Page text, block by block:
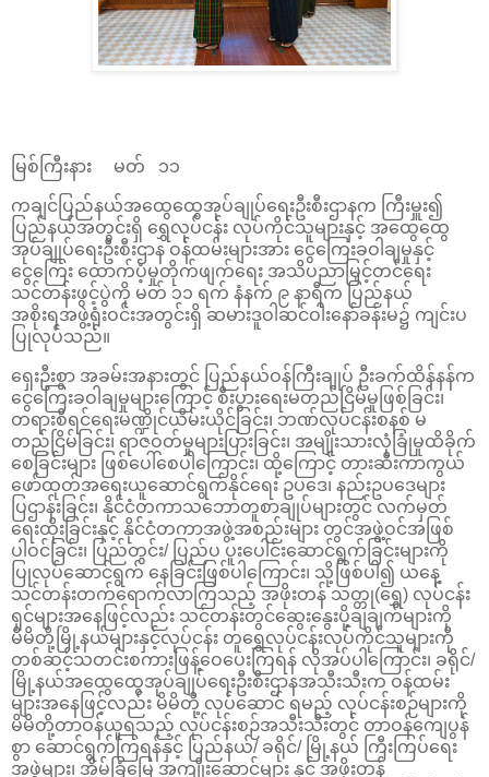
မြစ်ကြီးနား မတ် ၁၁
ကချင်ပြည်နယ်အထွေထွေအုပ်ချုပ်ရေးဦးစီးဌာနက ကြီးမှူး၍
ပြည်နယ်အတွင်းရှိ ရွှေလုပ်ငန်း လုပ်ကိုင်သူများနှင့် အထွေထွေ
အုပ်ချုပ်ရေးဦးစီးဌာန ဝန်ထမ်းများအား ငွေကြေးခဝါချမှုနှင့်
ငွေကြေး ထောက်ပံ့မှုတိုက်ဖျက်ရေး အသိပညာမြှင့်တင်ရေး
သင်တန်းဖွင့်ပွဲကို မတ် ၁၁ ရက် နံနက် ၉ နာရီက ပြည်နယ်
အစိုးရအဖွဲ့ရုံးဝင်းအတွင်းရှိ ဆမားဒူဝါဆင်ဝါးနော်ခန်းမ၌ ကျင်းပ
ပြုလုပ်သည်။
ရှေးဦးစွာ အခမ်းအနားတွင် ပြည်နယ်ဝန်ကြီးချုပ် ဦးခက်ထိန်နန်က
ငွေကြေးခဝါချမှုများကြောင့် စီးပွားရေးမတည်ငြိမ်မှုဖြစ်ခြင်း၊
တရားစီရင်ရေးမဏ္ဍိုင်ယိမ်းယိုင်ခြင်း၊ ဘဏ်လုပ်ငန်းစနစ် မ
တည်ငြိမ်ခြင်း၊ ရာဇဝတ်မှုများပြားခြင်း၊ အမျိုးသားလုံခြုံမှုထိခိုက်
စေခြင်းများ ဖြစ်ပေါ်စေပါကြောင်း၊ ထို့ကြောင့် တားဆီးကာကွယ်
ဖော်ထုတ်အရေးယူဆောင်ရွက်နိုင်ရေး ဥပဒေ၊ နည်းဥပဒေများ
ပြဌာန်းခြင်း၊ နိုင်ငံတကာသဘောတူစာချုပ်များတွင် လက်မှတ်
ရေးထိုးခြင်းနှင့် နိုင်ငံတကာအဖွဲ့အစည်းများ တွင်အဖွဲ့ဝင်အဖြစ်
ပါဝင်ခြင်း၊ ပြည်တွင်း/ ပြည်ပ ပူးပေါင်းဆောင်ရွက်ခြင်းများကို
ပြုလုပ်ဆောင်ရွက် နေခြင်းဖြစ်ပါကြောင်း၊ သို့ဖြစ်ပါ၍ ယနေ့
သင်တန်းတက်ရောက်လာကြသည့် အဖိုးတန် သတ္တု(ရွှေ) လုပ်ငန်း
ရှင်များအနေဖြင့်လည်း သင်တန်းတွင်ဆွေးနွေးပို့ချချက်များကို
မိမိတို့မြို့နယ်များနှင့်လုပ်ငန်း တူရွှေလုပ်ငန်းလုပ်ကိုင်သူများကို
တစ်ဆင့်သတင်းစကားဖြန့်ဝေပေးကြရန် လိုအပ်ပါကြောင်း၊ ခရိုင်/
မြို့နယ်အထွေထွေအုပ်ချုပ်ရေးဦးစီးဌာနအသီးသီးက ဝန်ထမ်း
များအနေဖြင့်လည်း မိမိတို့ လုပ်ဆောင် ရမည့် လုပ်ငန်းစဉ်များကို
မိမိတို့တာဝန်ယူရသည့် လုပ်ငန်းစဉ်အသီးသီးတွင် တာဝန်ကျေပွန်
စွာ ‌ဆောင်ရွက်ကြရန်နှင့် ပြည်နယ်/ ခရိုင်/ မြို့နယ် ကြီးကြပ်ရေး
အဖွဲ့များ၊ အိမ်ခြံမြေ အကျိုးဆောင်များ နှင့် အဖိုးတန်